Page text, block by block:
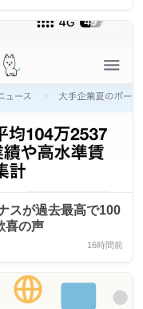
スが過去最高で100
喜の声
16時間前